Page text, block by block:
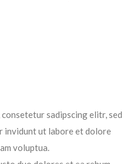
sadipscing elitr, sed
invidunt ut labore et dolore
voluptua.